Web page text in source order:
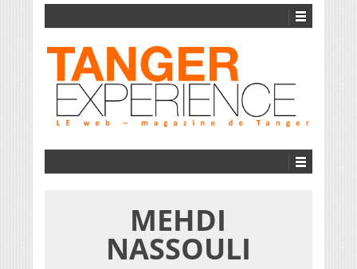
MEHDI
NASSOULI